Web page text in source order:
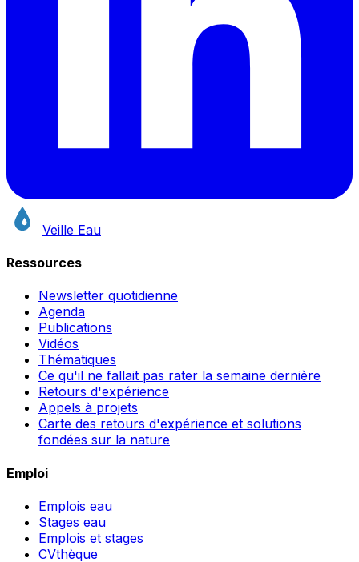
Veille Eau
Ressources
Newsletter quotidienne
Agenda
Publications
Vidéos
Thématiques
Ce qu'il ne fallait pas rater la semaine dernière
Retours d'expérience
Appels à projets
Carte des retours d'expérience et solutions
fondées sur la nature
Emploi
Emplois eau
Stages eau
Emplois et stages
CVthèque